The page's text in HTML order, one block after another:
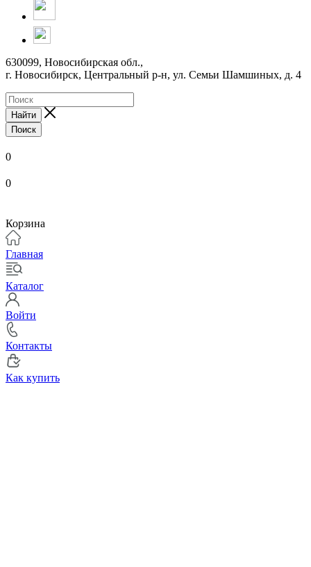
630099, Новосибирская обл.,
г. Новосибирск, Центральный р-н, ул. Семьи Шамшиных, д. 4
Найти
Поиск
0
0
Корзина
Главная
Каталог
Войти
Контакты
Как купить